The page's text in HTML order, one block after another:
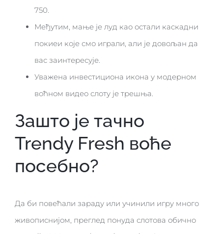
750.
Међутим, мање је луд као остали каскадни
покиеи које смо играли, али је довољан да
вас заинтересује.
Уважена инвестициона икона у модерном
воћном видео слоту је трешња.
Зашто је тачно
Trendy Fresh воће
посебно?
Да би повећали зараду или учинили игру много
живописнијом, преглед понуда слотова обично